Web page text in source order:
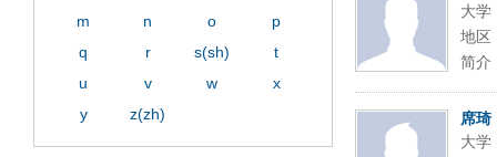
大学
地区
简介
席琦
大学
m
n o
p
q
r s(sh)
t
u
v w
x
y
z(zh)